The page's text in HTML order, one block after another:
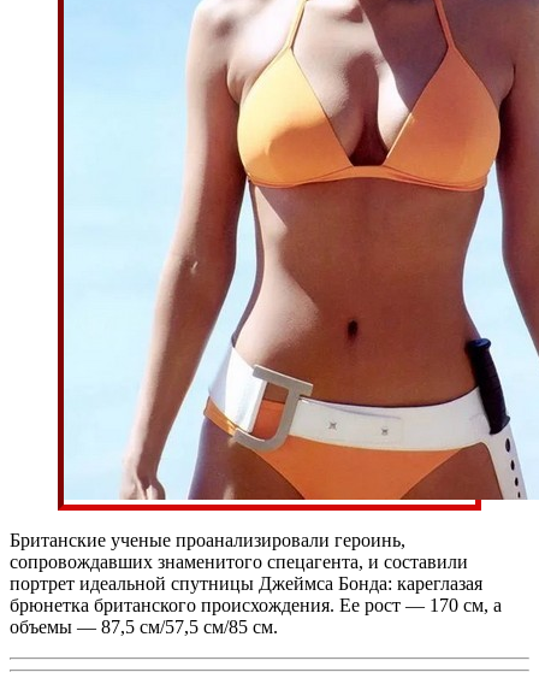
Британские ученые проанализировали героинь,
сопровождавших знаменитого спецагента, и составили
портрет идеальной спутницы Джеймса Бонда: кареглазая
брюнетка британского происхождения. Ее рост — 170 см, а
объемы — 87,5 см/57,5 см/85 см.